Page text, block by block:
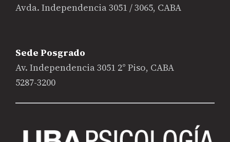
Avda. Independencia 3051 / 3065, CABA
Sede Posgrado
Av. Independencia 3051 2° Piso, CABA
5287-3200